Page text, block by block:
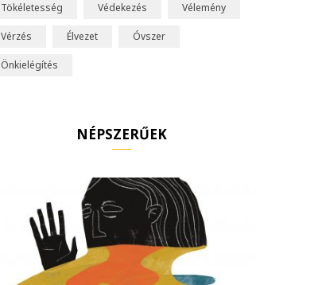
Tökéletesség Védekezés Vélemény
Vérzés Élvezet Óvszer
Önkielégítés
NÉPSZERŰEK